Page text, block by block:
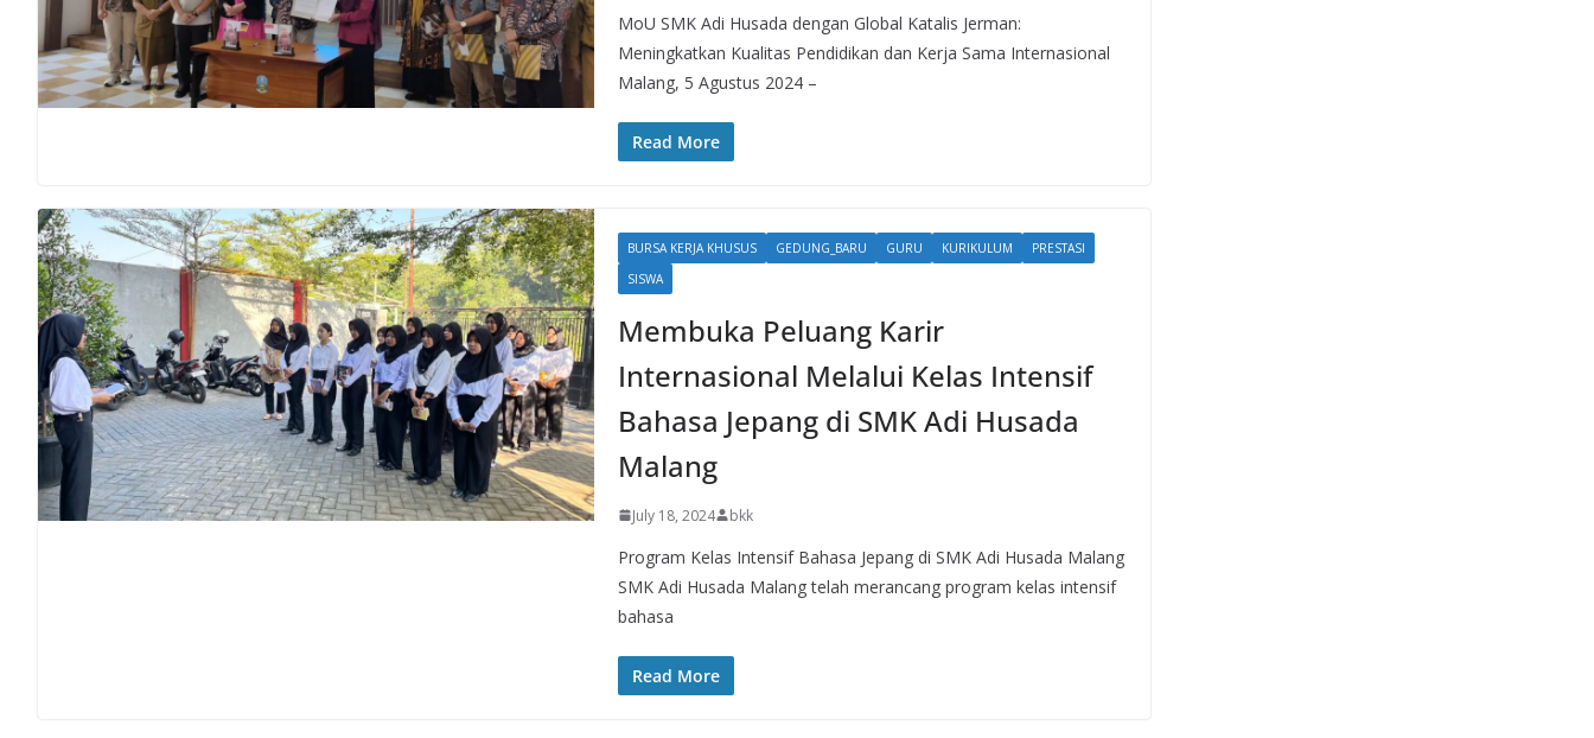
MoU SMK Adi Husada dengan Global Katalis Jerman:
Meningkatkan Kualitas Pendidikan dan Kerja Sama Internasional
Malang, 5 Agustus 2024 –
Read More
BURSA KERJA KHUSUS GEDUNG_BARU GURU KURIKULUM
PRESTASI
SISWA
Membuka Peluang Karir
Internasional Melalui Kelas Intensif
Bahasa Jepang di SMK Adi Husada
Malang
July 18, 2024 bkk
Program Kelas Intensif Bahasa Jepang di SMK Adi Husada Malang
SMK Adi Husada Malang telah merancang program kelas intensif
bahasa
Read More